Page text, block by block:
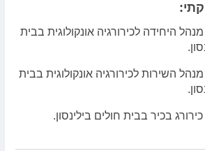
משנת 2015 מנהל היחידה לכירורגיה אונקולוגית בבית
משנת 1996 מנהל השירות לכירורגיה אונקולוגית בבית